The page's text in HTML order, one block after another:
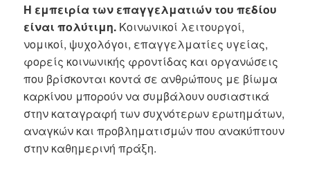
Η εμπειρία των επαγγελματιών του πεδίου
είναι πολύτιμη. Κοινωνικοί λειτουργοί,
νομικοί, ψυχολόγοι, επαγγελματίες υγείας,
φορείς κοινωνικής φροντίδας και οργανώσεις
που βρίσκονται κοντά σε ανθρώπους με βίωμα
καρκίνου μπορούν να συμβάλουν ουσιαστικά
στην καταγραφή των συχνότερων ερωτημάτων,
αναγκών και προβληματισμών που ανακύπτουν
στην καθημερινή πράξη.